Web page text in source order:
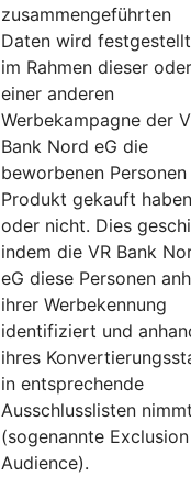
zusammengeführten
Daten wird
im Rahmen dieser oder
einer anderen
Werbekampagne der
Bank Nord eG die
beworbenen
Produkt gekauft haben
oder nicht. Dies
indem die VR Bank
eG diese Personen
ihrer Werbekennung
identifiziert und
ihres
in entsprechende
Ausschlusslisten
(sogenannte Exclusion
Audience).